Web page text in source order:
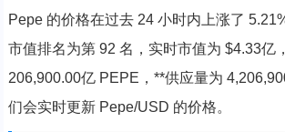
Pepe 的价格在过去 24 小时内上涨了
市值排名为第 92 名，实时市值为 $4.33亿
206,900.00亿 PEPE，**供应量为
们会实时更新 Pepe/USD 的价格。